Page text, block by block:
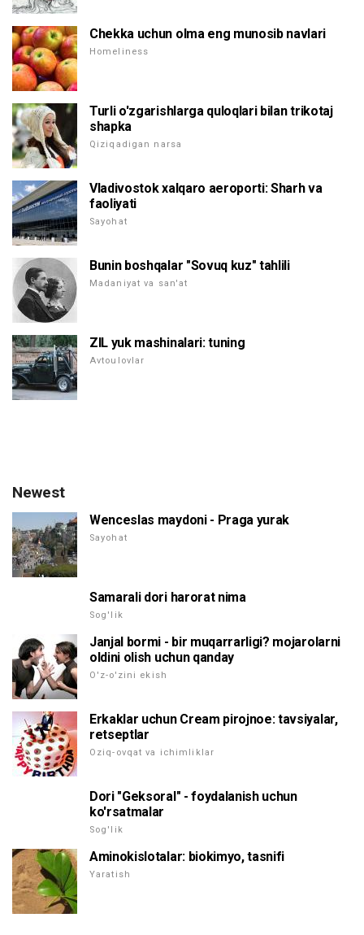
Chekka uchun olma eng munosib navlari
Homeliness
Turli o'zgarishlarga quloqlari bilan trikotaj
shapka
Qiziqadigan narsa
Vladivostok xalqaro aeroporti: Sharh va
faoliyati
Sayohat
Bunin boshqalar "Sovuq kuz" tahlili
Madaniyat va san'at
ZIL yuk mashinalari: tuning
Avtoulovlar
Newest
Wenceslas maydoni - Praga yurak
Sayohat
Samarali dori harorat nima
Sog'lik
Janjal bormi - bir muqarrarligi? mojarolarni
oldini olish uchun qanday
O'z-o'zini ekish
Erkaklar uchun Cream pirojnoe: tavsiyalar,
retseptlar
Oziq-ovqat va ichimliklar
Dori "Geksoral" - foydalanish uchun
ko'rsatmalar
Sog'lik
Aminokislotalar: biokimyo, tasnifi
Yaratish